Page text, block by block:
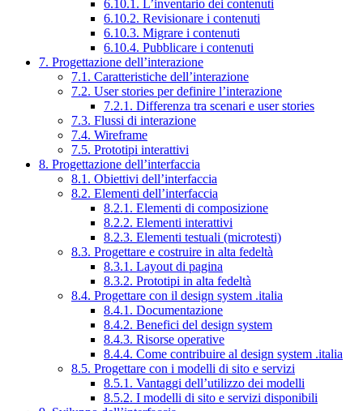
6.10.1. L’inventario dei contenuti
6.10.2. Revisionare i contenuti
6.10.3. Migrare i contenuti
6.10.4. Pubblicare i contenuti
7. Progettazione dell’interazione
7.1. Caratteristiche dell’interazione
7.2. User stories per definire l’interazione
7.2.1. Differenza tra scenari e user stories
7.3. Flussi di interazione
7.4. Wireframe
7.5. Prototipi interattivi
8. Progettazione dell’interfaccia
8.1. Obiettivi dell’interfaccia
8.2. Elementi dell’interfaccia
8.2.1. Elementi di composizione
8.2.2. Elementi interattivi
8.2.3. Elementi testuali (microtesti)
8.3. Progettare e costruire in alta fedeltà
8.3.1. Layout di pagina
8.3.2. Prototipi in alta fedeltà
8.4. Progettare con il design system .italia
8.4.1. Documentazione
8.4.2. Benefici del design system
8.4.3. Risorse operative
8.4.4. Come contribuire al design system .italia
8.5. Progettare con i modelli di sito e servizi
8.5.1. Vantaggi dell’utilizzo dei modelli
8.5.2. I modelli di sito e servizi disponibili